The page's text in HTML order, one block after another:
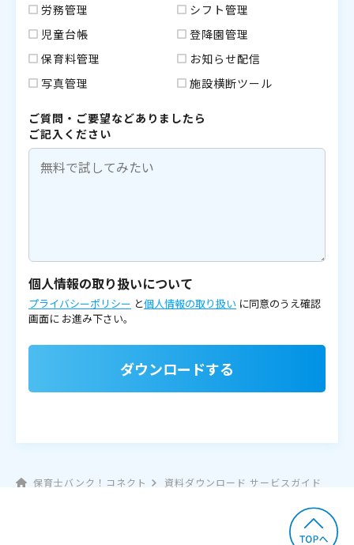
労務管理
シフト管理
児童台帳
登降園管理
保育料管理
お知らせ配信
写真管理
施設横断ツール
ご質問・ご要望などありましたら
ご記入ください
個人情報の取り扱いについて
プライバシーポリシー と個人情報の取り扱い に同意のうえ確認
画面に お進み下さい。
ダウンロードする
保育士バンク！コネクト 資料ダウンロード サービスガイド